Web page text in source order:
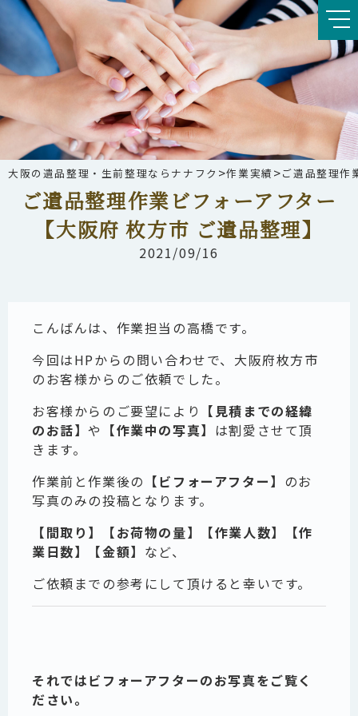
大阪の遺品整理・生前整理ならナナフク >作業実績 >ご遺品整理作
ご遺品整理作業ビフォーアフター
【大阪府 枚方市 ご遺品整理】
2021/09/16
こんばんは、作業担当の高橋です。
今回はHPからの問い合わせで、大阪府枚方市
のお客様からのご依頼でした。
お客様からのご要望により 【見積までの経緯
のお話】や 【作業中の写真】 は割愛させて頂
きます。
作業前と作業後の 【ビフォーアフター】 のお
写真のみの投稿となります。
【間取り】【お荷物の量】【作業人数】【作
業日数】【金額】 など、
ご依頼までの参考にして頂けると幸いです。
それではビフォーアフターのお写真をご覧く
ださい。